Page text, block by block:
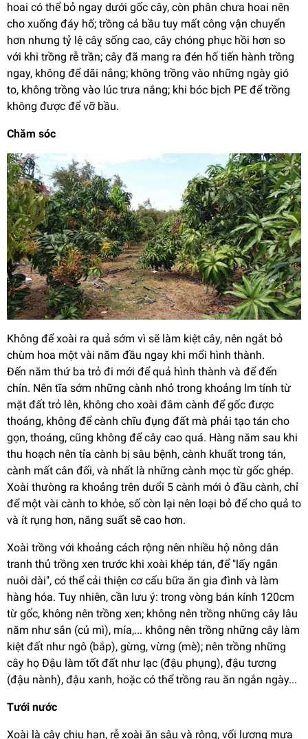
hoai có thể bỏ ngay dưới gốc cây, còn phân chưa hoai nên
cho xuống đáy hố; trồng cả bầu tuy mất công vận chuyển
hơn nhưng tỷ lệ câỵ sống cao, cây chóng phục hồi hơn so
với khi trồng rễ trần; cây đã mang ra đén hố tiến hành trồng
ngay, không để dãi nắng; không trồng vào những ngày gió
to, không trồng vào lúc trưa nắng; khi bóc bịch PE để trồng
không được để vỡ bầu.
Chăm sóc
Không để xoài ra quả sớm vì sẽ làm kiệt cây, nên ngắt bỏ
chùm hoa một vài năm đầu ngay khi mổi hình thành.
Đến năm thứ ba trỏ đi mới để quả hình thành và để đến
chín. Nên tĩa sớm những cành nhỏ trong khoảng lm tính từ
mặt đất trỏ lên, không cho xoài đâm cành để gốc được
thoáng, không để cành chĩu đụng đất mà phải tạo tán cho
gọn, thoáng, cũng không để cây cao quá. Hàng năm sau khi
thu hoạch nên tỉa cành bị sâu bệnh, cành khuất trong tán,
cành mất cân đối, và nhất là những cành mọc từ gốc ghép.
Xoài thưòng ra khoảng trên dưổi 5 cành mới ỏ đầu cành, chỉ
để một vài cành to khỏe, số còn lại nên loại bỏ để cho quả to
và ít rụng hơn, năng suất sẽ cao hơn.
Xoài trồng với khoảng cách rộng nên nhiều hộ nông dân
tranh thủ trồng xen trước khi xoài khép tán, để "lấy ngắn
nuôi dài", có thể cải thiện cơ cấu bữa ăn gia đình và làm
hàng hóa. Tuy nhiên, cần lưu ý: trong vòng bán kính 120cm
từ gốc, không nên trồng xen; không nên trồng những cây lâu
năm như sắn (củ mì), mía,... không nên trồng những cây làm
kiệt đất như ngô (bắp), gừng, vừng (mè); nên trồng những
cây họ Đậu làm tốt đất như lạc (đậu phụng), đậu tương
(đậu nành), đậu xanh, hoặc có thể trồng rau ăn ngắn ngày...
Tưới nước
Xoài là cây chịu hạn, rễ xoài ăn sâu và rộng, vối lượng mưa